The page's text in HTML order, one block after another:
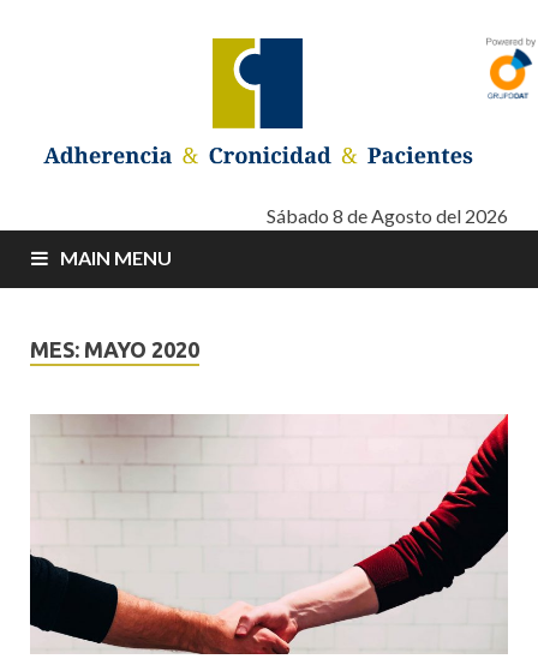
Adherencia –
Cronicidad –
Pacientes
Adherencia – Cronicidad – PacientesSábado 8 de Agosto del 2026
MAIN MENU
MES: MAYO 2020